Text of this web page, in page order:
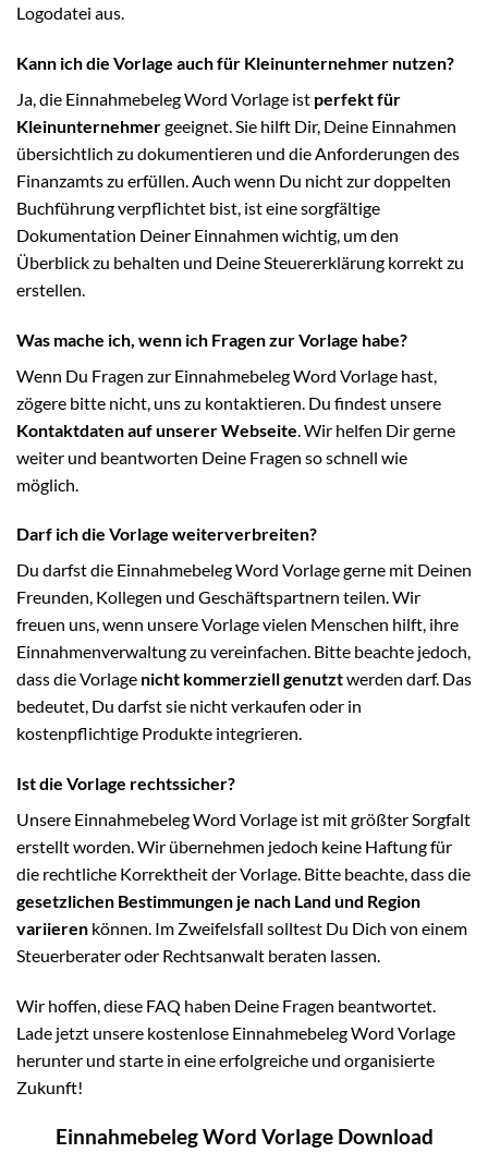
Logodatei aus.
Kann ich die Vorlage auch für Kleinunternehmer nutzen?
Ja, die Einnahmebeleg Word Vorlage ist perfekt für
Kleinunternehmergeeignet. Sie hilft Dir, Deine Einnahmen
übersichtlich zu dokumentieren und die Anforderungen des
Finanzamts zu erfüllen. Auch wenn Du nicht zur doppelten
Buchführung verpflichtet bist, ist eine sorgfältige
Dokumentation Deiner Einnahmen wichtig, um den
Überblick zu behalten und Deine Steuererklärung korrekt zu
erstellen.
Was mache ich, wenn ich Fragen zur Vorlage habe?
Wenn Du Fragen zur Einnahmebeleg Word Vorlage hast,
zögere bitte nicht, uns zu kontaktieren. Du findest unsere
Kontaktdaten auf unserer Webseite . Wir helfen Dir gerne
weiter und beantworten Deine Fragen so schnell wie
möglich.
Darf ich die Vorlage weiterverbreiten?
Du darfst die Einnahmebeleg Word Vorlage gerne mit Deinen
Freunden, Kollegen und Geschäftspartnern teilen. Wir
freuen uns, wenn unsere Vorlage vielen Menschen hilft, ihre
Einnahmenverwaltung zu vereinfachen. Bitte beachte jedoch,
dass die Vorlage nicht kommerziell genutztwerden darf. Das
bedeutet, Du darfst sie nicht verkaufen oder in
kostenpflichtige Produkte integrieren.
Ist die Vorlage rechtssicher?
Unsere Einnahmebeleg Word Vorlage ist mit größter Sorgfalt
erstellt worden. Wir übernehmen jedoch keine Haftung für
die rechtliche Korrektheit der Vorlage. Bitte beachte, dass die
gesetzlichen Bestimmungen je nach Land und Region
variieren können. Im Zweifelsfall solltest Du Dich von einem
Steuerberater oder Rechtsanwalt beraten lassen.
Wir hoffen, diese FAQ haben Deine Fragen beantwortet.
Lade jetzt unsere kostenlose Einnahmebeleg Word Vorlage
herunter und starte in eine erfolgreiche und organisierte
Zukunft!
Einnahmebeleg Word Vorlage Download